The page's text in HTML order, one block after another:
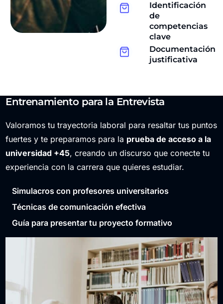
Identificación
de
competencias
clave
Documentación
justificativa
Entrenamiento para la Entrevista
Valoramos tu trayectoria laboral para resaltar tus puntos
fuertes y te preparamos para la prueba de acceso a la
universidad +45, creando un discurso que conecte tu
experiencia con la carrera que quieres estudiar.
Simulacros con profesores universitarios
Técnicas de comunicación efectiva
Guía para presentar tu proyecto formativo